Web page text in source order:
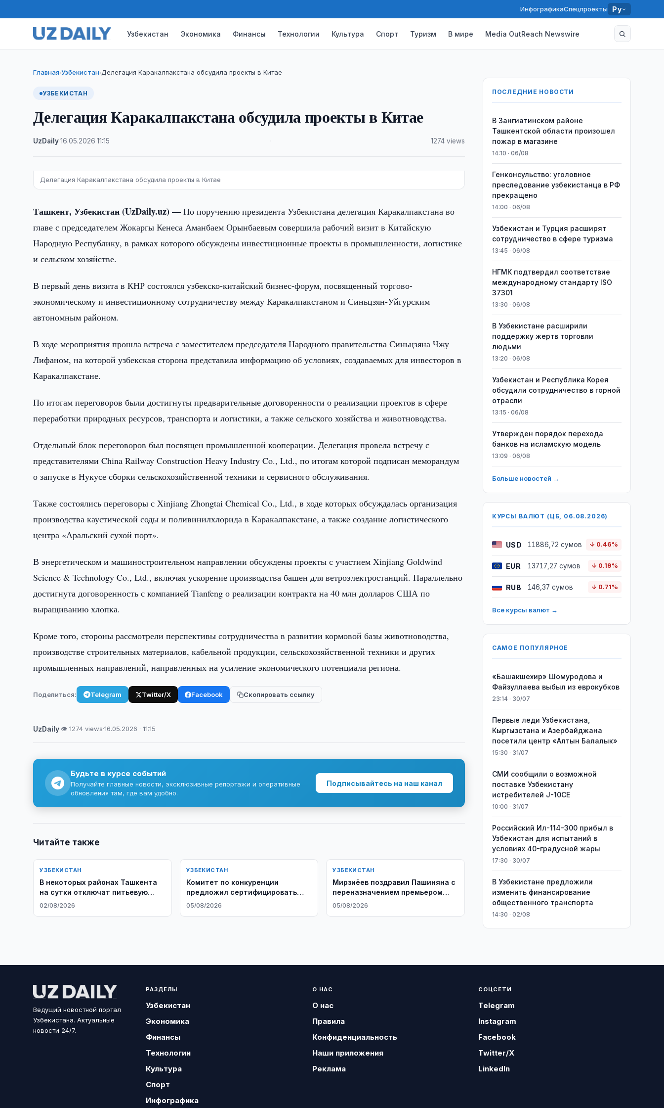
ИнфографикаСпецпроекты Ру
Узбекистан Экономика Финансы Технологии Культура Спорт Туризм В мире Media OutReach Newswire
Главная›Узбекистан›Делегация Каракалпакстана обсудила проекты в Китае
УЗБЕКИСТАН
Делегация Каракалпакстана обсудила проекты в Китае
UzDaily·16.05.2026 ·11:15 1274 views
Делегация Каракалпакстана обсудила проекты в Китае
Ташкент, Узбекистан (UzDaily.uz) —По поручению президента Узбекистана делегация Каракалпакстана во
главе с председателем Жокаргы Кенеса Аманбаем Орынбаевым совершила рабочий визит в Китайскую
Народную Республику, в рамках которого обсуждены инвестиционные проекты в промышленности, логистике
и сельском хозяйстве.
В первый день визита в КНР состоялся узбекско-китайский бизнес-форум, посвященный торгово-
экономическому и инвестиционному сотрудничеству между Каракалпакстаном и Синьцзян-Уйгурским
автономным районом.
В ходе мероприятия прошла встреча с заместителем председателя Народного правительства Синьцзяна Чжу
Лифаном, на которой узбекская сторона представила информацию об условиях, создаваемых для инвесторов в
Каракалпакстане.
По итогам переговоров были достигнуты предварительные договоренности о реализации проектов в сфере
переработки природных ресурсов, транспорта и логистики, а также сельского хозяйства и животноводства.
Отдельный блок переговоров был посвящен промышленной кооперации. Делегация провела встречу с
представителями China Railway Construction Heavy Industry Co., Ltd., по итогам которой подписан меморандум
о запуске в Нукусе сборки сельскохозяйственной техники и сервисного обслуживания.
Также состоялись переговоры с Xinjiang Zhongtai Chemical Co., Ltd., в ходе которых обсуждалась организация
производства каустической соды и поливинилхлорида в Каракалпакстане, а также создание логистического
центра «Аральский сухой порт».
В энергетическом и машиностроительном направлении обсуждены проекты с участием Xinjiang Goldwind
Science & Technology Co., Ltd., включая ускорение производства башен для ветроэлектростанций. Параллельно
достигнута договоренность с компанией Tianfeng о реализации контракта на 40 млн долларов США по
выращиванию хлопка.
Кроме того, стороны рассмотрели перспективы сотрудничества в развитии кормовой базы животноводства,
производстве строительных материалов, кабельной продукции, сельскохозяйственной техники и других
промышленных направлений, направленных на усиление экономического потенциала региона.
Поделиться: Telegram Twitter/X Facebook Скопировать ссылку
UzDaily·👁 1274 views·16.05.2026 · 11:15
Будьте в курсе событий
Получайте главные новости, эксклюзивные репортажи и оперативные
обновления там, где вам удобно.
Подписывайтесь на наш канал
Читайте также
УЗБЕКИСТАН
В некоторых районах Ташкента
на сутки отключат питьевую
воду
02/08/2026
УЗБЕКИСТАН
Комитет по конкуренции
предложил сертифицировать
частные учебные центры
05/08/2026
УЗБЕКИСТАН
Мирзиёев поздравил Пашиняна с
переназначением премьером
Армении
05/08/2026
ПОСЛЕДНИЕ НОВОСТИ
В Зангиатинском районе
Ташкентской области произошел
пожар в магазине
14:10 · 06/08
Генконсульство: уголовное
преследование узбекистанца в РФ
прекращено
14:00 · 06/08
Узбекистан и Турция расширят
сотрудничество в сфере туризма
13:45 · 06/08
НГМК подтвердил соответствие
международному стандарту ISO
37301
13:30 · 06/08
В Узбекистане расширили
поддержку жертв торговли
людьми
13:20 · 06/08
Узбекистан и Республика Корея
обсудили сотрудничество в горной
отрасли
13:15 · 06/08
Утвержден порядок перехода
банков на исламскую модель
13:09 · 06/08
Больше новостей →
КУРСЫ ВАЛЮТ (ЦБ, 06.08.2026)
USD 11886,72 сумов ↓ 0.46%
EUR 13717,27 сумов ↓ 0.19%
RUB 146,37 сумов ↓ 0.71%
Все курсы валют →
САМОЕ ПОПУЛЯРНОЕ
«Башакшехир» Шомуродова и
Файзуллаева выбыл из еврокубков
23:14 · 30/07
Первые леди Узбекистана,
Кыргызстана и Азербайджана
посетили центр «Алтын Балалык»
15:30 · 31/07
СМИ сообщили о возможной
поставке Узбекистану
истребителей J-10CE
10:00 · 31/07
Российский Ил-114-300 прибыл в
Узбекистан для испытаний в
условиях 40-градусной жары
17:30 · 30/07
В Узбекистане предложили
изменить финансирование
общественного транспорта
14:30 · 02/08
Ведущий новостной портал
Узбекистана. Актуальные
новости 24/7.
РАЗДЕЛЫ
Узбекистан
Экономика
Финансы
Технологии
Культура
Спорт
Инфографика
О НАС
О нас
Правила
Конфиденциальность
Наши приложения
Реклама
СОЦСЕТИ
Telegram
Instagram
Facebook
Twitter/X
LinkedIn